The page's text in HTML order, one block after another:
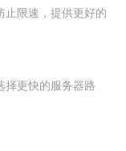
止限速，提供更好的
择更快的服务器路